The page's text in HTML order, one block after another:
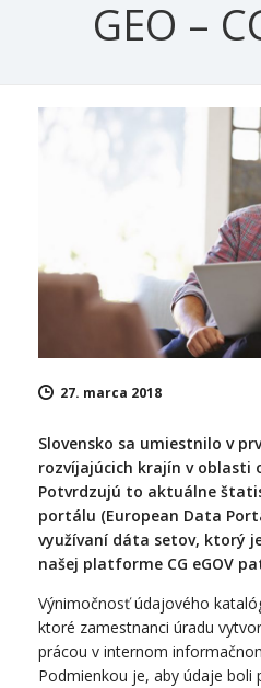
GEO –
27. marca 2018
Slovensko sa umiestnilo v
rozvíjajúcich krajín v oblasti
Potvrdzujú to aktuálne
portálu (European Data
využívaní dáta setov, ktorý
našej platforme CG eGOV
Výnimočnosť údajového
ktoré zamestnanci úradu
prácou v internom
Podmienkou je, aby údaje boli